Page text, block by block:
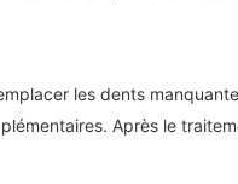
les dents
Après le